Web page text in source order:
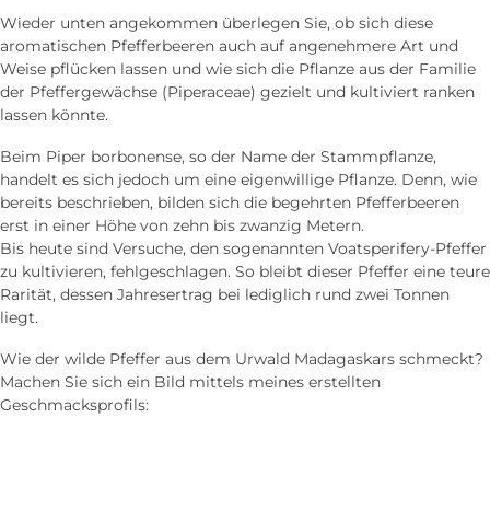
Wieder unten an­gekommen über­legen Sie, ob sich diese
aromatischen Pfeffer­beeren auch auf an­genehmere Art und
Weise pflücken lassen und wie sich die Pflanze aus der Familie
der Pfeffer­gewächse (Piperaceae) gezielt und kultiviert ranken
lassen könnte.
Beim Piper borbonense, so der Name der Stamm­pflanze,
handelt es sich jedoch um eine eigen­willige Pflanze. Denn, wie
bereits beschrieben, bilden sich die be­gehrten Pfeffer­beeren
erst in einer Höhe von zehn bis zwanzig Metern.
Bis heute sind Versuche, den so­genannten Voatsperifery-Pfeffer
zu kultivieren, fehlgeschlagen. So bleibt dieser Pfeffer eine teure
Rarität, dessen Jahres­ertrag bei lediglich rund zwei Tonnen
liegt.
Wie der wilde Pfeffer aus dem Urwald Madagaskars schmeckt?
Machen Sie sich ein Bild mittels meines erstellten
Geschmacksprofils: